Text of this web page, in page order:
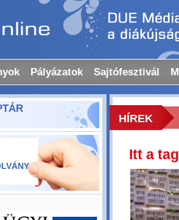
Pályázatok Sajtófesztivál
HÍREK
Itt a